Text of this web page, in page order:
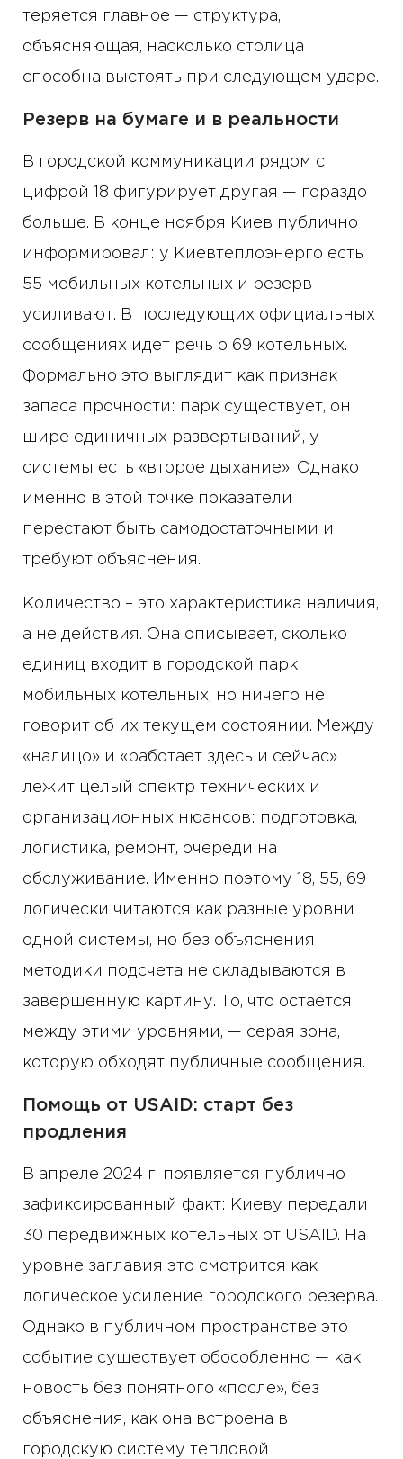
теряется главное — структура,
объясняющая, насколько столица
способна выстоять при следующем ударе.
Резерв на бумаге и в реальности
В городской коммуникации рядом с
цифрой 18 фигурирует другая — гораздо
больше. В конце ноября Киев публично
информировал: у Киевтеплоэнерго есть
55 мобильных котельных и резерв
усиливают. В последующих официальных
сообщениях идет речь о 69 котельных.
Формально это выглядит как признак
запаса прочности: парк существует, он
шире единичных развертываний, у
системы есть «второе дыхание». Однако
именно в этой точке показатели
перестают быть самодостаточными и
требуют объяснения.
Количество – это характеристика наличия,
а не действия. Она описывает, сколько
единиц входит в городской парк
мобильных котельных, но ничего не
говорит об их текущем состоянии. Между
«налицо» и «работает здесь и сейчас»
лежит целый спектр технических и
организационных нюансов: подготовка,
логистика, ремонт, очереди на
обслуживание. Именно поэтому 18, 55, 69
логически читаются как разные уровни
одной системы, но без объяснения
методики подсчета не складываются в
завершенную картину. То, что остается
между этими уровнями, — серая зона,
которую обходят публичные сообщения.
Помощь от USAID: старт без
продления
В апреле 2024 г. появляется публично
зафиксированный факт: Киеву передали
30 передвижных котельных от USAID. На
уровне заглавия это смотрится как
логическое усиление городского резерва.
Однако в публичном пространстве это
событие существует обособленно — как
новость без понятного «после», без
объяснения, как она встроена в
городскую систему тепловой